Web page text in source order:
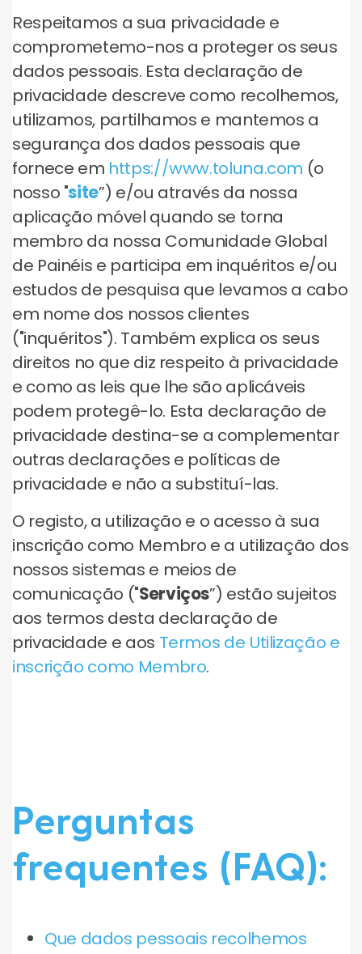
Respeitamos a sua privacidade e
comprometemo-nos a proteger os seus
dados pessoais. Esta declaração de
privacidade descreve como recolhemos,
utilizamos, partilhamos e mantemos a
segurança dos dados pessoais que
fornece em https://www.toluna.com (o
nosso "site”) e/ou através da nossa
aplicação móvel quando se torna
membro da nossa Comunidade Global
de Painéis e participa em inquéritos e/ou
estudos de pesquisa que levamos a cabo
em nome dos nossos clientes
("inquéritos"). Também explica os seus
direitos no que diz respeito à privacidade
e como as leis que lhe são aplicáveis
podem protegê-lo. Esta declaração de
privacidade destina-se a complementar
outras declarações e políticas de
privacidade e não a substituí-las.
O registo, a utilização e o acesso à sua
inscrição como Membro e a utilização dos
nossos sistemas e meios de
comunicação ("Serviços”) estão sujeitos
aos termos desta declaração de
privacidade e aos Termos de Utilização e
inscrição como Membro.
Perguntas
frequentes (FAQ):
Que dados pessoais recolhemos